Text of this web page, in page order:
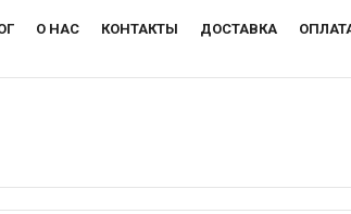
О НАС КОНТАКТЫ ДОСТАВКА